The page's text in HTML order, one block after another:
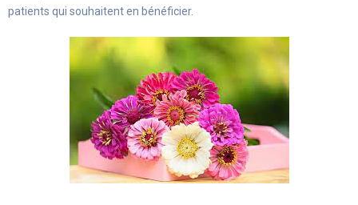
patients qui souhaitent en bénéficier.